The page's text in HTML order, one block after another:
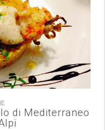
di Mediterraneo